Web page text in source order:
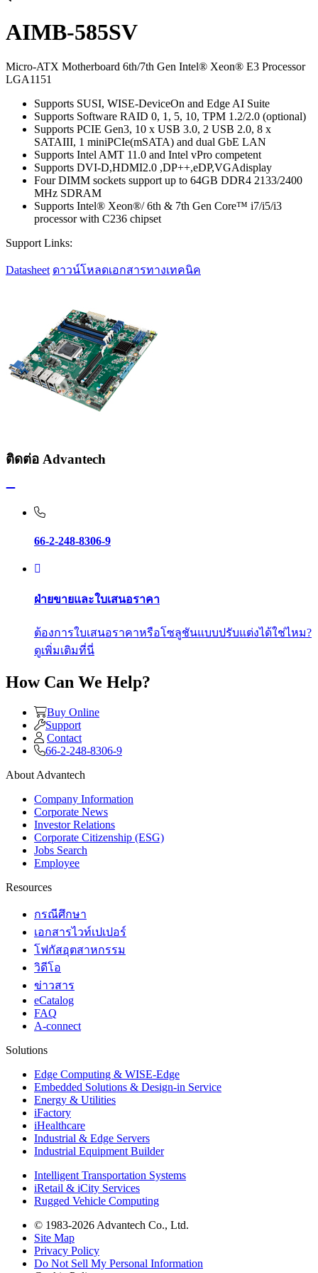
AIMB-585SV
Micro-ATX Motherboard 6th/7th Gen Intel® Xeon® E3 Processor
LGA1151
Supports SUSI, WISE-DeviceOn and Edge AI Suite
Supports Software RAID 0, 1, 5, 10, TPM 1.2/2.0 (optional)
Supports PCIE Gen3, 10 x USB 3.0, 2 USB 2.0, 8 x
SATAIII, 1 miniPCIe(mSATA) and dual GbE LAN
Supports Intel AMT 11.0 and Intel vPro competent
Supports DVI-D,HDMI2.0 ,DP++,eDP,VGAdisplay
Four DIMM sockets support up to 64GB DDR4 2133/2400
MHz SDRAM
Supports Intel® Xeon®/ 6th & 7th Gen Core™ i7/i5/i3
processor with C236 chipset
Support Links:
Datasheet ดาวน์โหลดเอกสารทางเทคนิค
ติดต่อ Advantech
66-2-248-8306-9
ฝ่ายขายและใบเสนอราคา
ต้องการใบเสนอราคาหรือโซลูชันแบบปรับแต่งได้ใช่ไหม?
ดูเพิ่มเติมที่นี่
How Can We Help?
Buy Online
Support
Contact
66-2-248-8306-9
About Advantech
Company Information
Corporate News
Investor Relations
Corporate Citizenship (ESG)
Jobs Search
Employee
Resources
กรณีศึกษา
เอกสารไวท์เปเปอร์
โฟกัสอุตสาหกรรม
วิดีโอ
ข่าวสาร
eCatalog
FAQ
A-connect
Solutions
Edge Computing & WISE-Edge
Embedded Solutions & Design-in Service
Energy & Utilities
iFactory
iHealthcare
Industrial & Edge Servers
Industrial Equipment Builder
Intelligent Transportation Systems
iRetail & iCity Services
Rugged Vehicle Computing
© 1983-2026 Advantech Co., Ltd.
Site Map
Privacy Policy
Do Not Sell My Personal Information